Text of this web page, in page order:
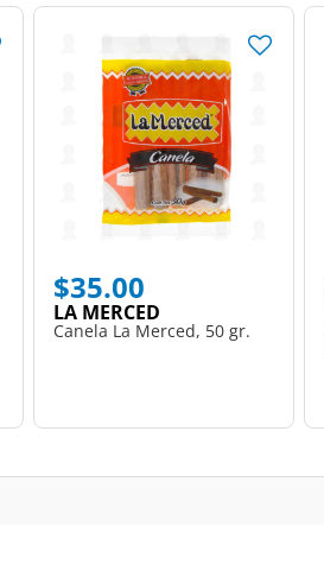
$35.00
LA MERCED
Canela La Merced, 50 gr.